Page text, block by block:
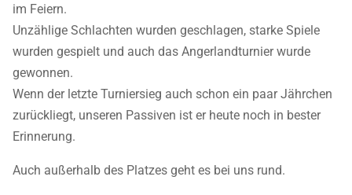
im Feiern.
Unzählige Schlachten wurden geschlagen, starke Spiele
wurden gespielt und auch das Angerlandturnier wurde
gewonnen.
Wenn der letzte Turniersieg auch schon ein paar Jährchen
zurückliegt, unseren Passiven ist er heute noch in bester
Erinnerung.
Auch außerhalb des Platzes geht es bei uns rund.